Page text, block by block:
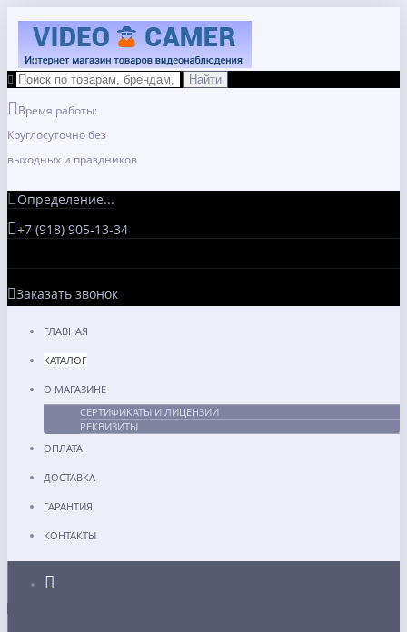
Время работы:
Круглосуточно без
выходных и праздников
Определение...
+7 (918) 905-13-34
Заказать звонок
ГЛАВНАЯ
КАТАЛОГ
О МАГАЗИНЕ
СЕРТИФИКАТЫ И ЛИЦЕНЗИИ
РЕКВИЗИТЫ
ОПЛАТА
ДОСТАВКА
ГАРАНТИЯ
КОНТАКТЫ